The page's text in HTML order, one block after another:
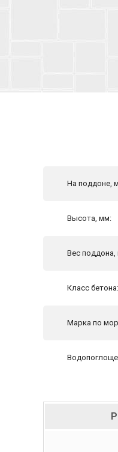
На поддоне,
Высота, мм:
Вес поддона,
Класс бетона:
Марка по